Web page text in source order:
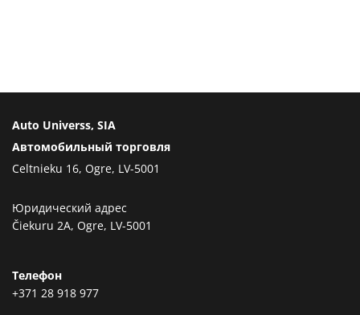
Auto Universs, SIA
Автомобильный торговля
Celtnieku 16, Ogre, LV-5001
Юридический адрес
Čiekuru 2A, Ogre, LV-5001
Телефон
+371 28 918 977